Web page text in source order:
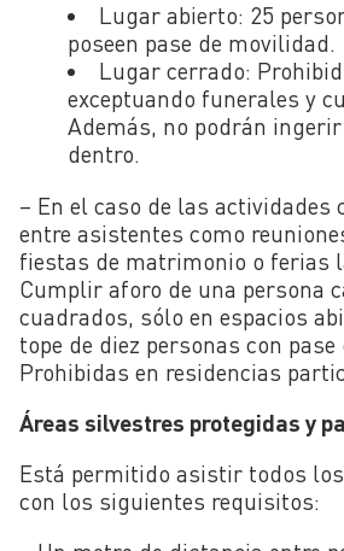
Lugar abierto: 25
poseen pase de movilidad.
Lugar cerrado:
exceptuando funerales y
Además, no podrán
dentro.
– En el caso de las actividades
entre asistentes como
fiestas de matrimonio o ferias
Cumplir aforo de una persona
cuadrados, sólo en espacios
tope de diez personas con
Prohibidas en residencias
Áreas silvestres protegidas y
Está permitido asistir todos
con los siguientes requisitos: